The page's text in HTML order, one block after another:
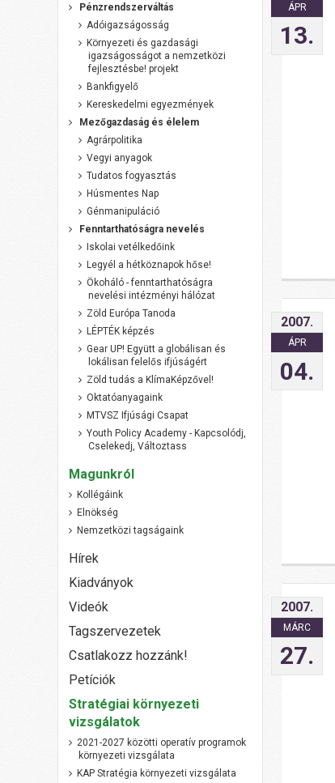
ÁPR
13.
2007.
ÁPR
04.
2007.
MÁRC
27.
Pénzrendszerváltás
Adóigazságosság
Környezeti és gazdasági
igazságosságot a nemzetközi
fejlesztésbe! projekt
Bankfigyelő
Kereskedelmi egyezmények
Mezőgazdaság és élelem
Agrárpolitika
Vegyi anyagok
Tudatos fogyasztás
Húsmentes Nap
Génmanipuláció
Fenntarthatóságra nevelés
Iskolai vetélkedőink
Legyél a hétköznapok hőse!
Ökoháló - fenntarthatóságra
nevelési intézményi hálózat
Zöld Európa Tanoda
LÉPTÉK képzés
Gear UP! Együtt a globálisan és
lokálisan felelős ifjúságért
Zöld tudás a KlímaKépzővel!
Oktatóanyagaink
MTVSZ Ifjúsági Csapat
Youth Policy Academy - Kapcsolódj,
Cselekedj, Változtass
Magunkról
Kollégáink
Elnökség
Nemzetközi tagságaink
Hírek
Kiadványok
Videók
Tagszervezetek
Csatlakozz hozzánk!
Petíciók
Stratégiai környezeti
vizsgálatok
2021-2027 közötti operatív programok
környezeti vizsgálata
KAP Stratégia környezeti vizsgálata